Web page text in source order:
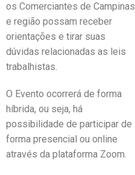
os Comerciantes de Campinas
e região possam receber
orientações e tirar suas
dúvidas relacionadas as leis
trabalhistas.
O Evento ocorrerá de forma
híbrida, ou seja, há
possibilidade de participar de
forma presencial ou online
através da plataforma Zoom.